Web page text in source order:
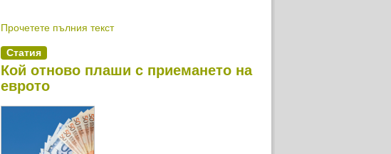
Прочетете пълния текст
Статия
Кой отново плаши с приемането на
еврото